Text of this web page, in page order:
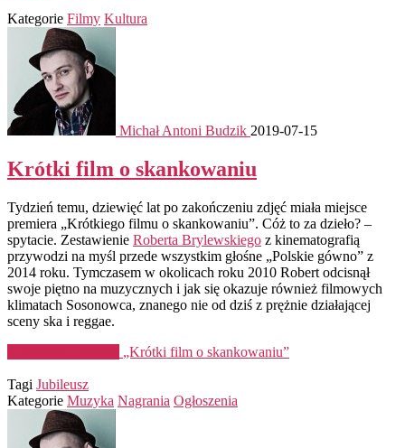
Kategorie Filmy Kultura
Michał Antoni Budzik 2019-07-15
Krótki film o skankowaniu
Tydzień temu, dziewięć lat po zakończeniu zdjęć miała miejsce
premiera „Krótkiego filmu o skankowaniu”. Cóż to za dzieło? –
spytacie. Zestawienie Roberta Brylewskiego z kinematografią
przywodzi na myśl przede wszystkim głośne „Polskie gówno” z
2014 roku. Tymczasem w okolicach roku 2010 Robert odcisnął
swoje piętno na muzycznych i jak się okazuje również filmowych
klimatach Sosonowca, znanego nie od dziś z prężnie działającej
sceny ska i reggae.
„Krótki film o skankowaniu”
Tagi Jubileusz
Kategorie Muzyka Nagrania Ogłoszenia